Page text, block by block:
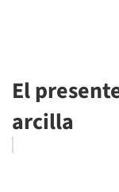
El
arcilla